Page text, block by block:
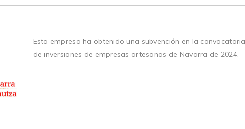
Esta empresa ha obtenido una subvención en la convocatoria
de inversiones de empresas artesanas de Navarra de 2024.